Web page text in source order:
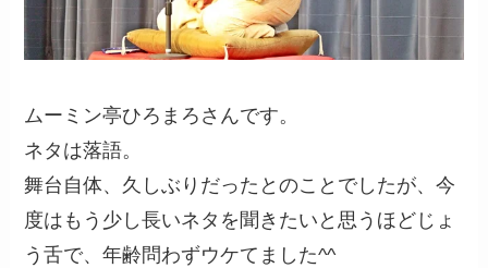
ムーミン亭ひろまろさんです。
ネタは落語。
舞台自体、久しぶりだったとのことでしたが、今
度はもう少し長いネタを聞きたいと思うほどじょ
う舌で、年齢問わずウケてました^^